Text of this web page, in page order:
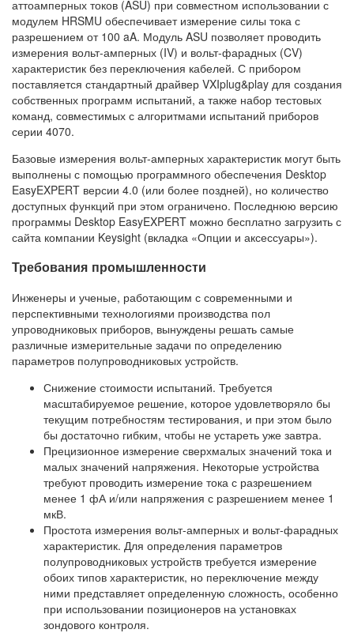
аттоамперных токов (ASU) при совместном использовании с
модулем HRSMU обеспечивает измерение силы тока с
разрешением от 100 aA. Модуль ASU позволяет проводить
измерения вольт-амперных (IV) и вольт-фарадных (CV)
характеристик без переключения кабелей. С прибором
поставляется стандартный драйвер VXIplug&play для создания
собственных программ испытаний, а также набор тестовых
команд, совместимых с алгоритмами испытаний приборов
серии 4070.
Базовые измерения вольт-амперных характеристик могут быть
выполнены с помощью программного обеспечения Desktop
EasyEXPERT версии 4.0 (или более поздней), но количество
доступных функций при этом ограничено. Последнюю версию
программы Desktop EasyEXPERT можно бесплатно загрузить с
сайта компании Keysight (вкладка «Опции и аксессуары»).
Требования промышленности
Инженеры и ученые, работающим с современными и
перспективными технологиями производства пол
упроводниковых приборов, вынуждены решать самые
различные измерительные задачи по определению
параметров полупроводниковых устройств.
Снижение стоимости испытаний. Требуется
масштабируемое решение, которое удовлетворяло бы
текущим потребностям тестирования, и при этом было
бы достаточно гибким, чтобы не устареть уже завтра.
Прецизионное измерение сверхмалых значений тока и
малых значений напряжения. Некоторые устройства
требуют проводить измерение тока с разрешением
менее 1 фА и/или напряжения с разрешением менее 1
мкВ.
Простота измерения вольт-амперных и вольт-фарадных
характеристик. Для определения параметров
полупроводниковых устройств требуется измерение
обоих типов характеристик, но переключение между
ними представляет определенную сложность, особенно
при использовании позиционеров на установках
зондового контроля.